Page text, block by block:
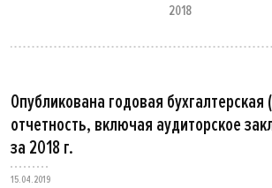
2018
Опубликована годовая
отчетность, включая аудиторское
за 2018 г.
15.04.2019